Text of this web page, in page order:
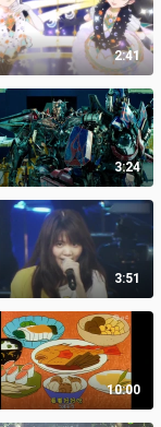
2:41
3:24
3:51
10:00